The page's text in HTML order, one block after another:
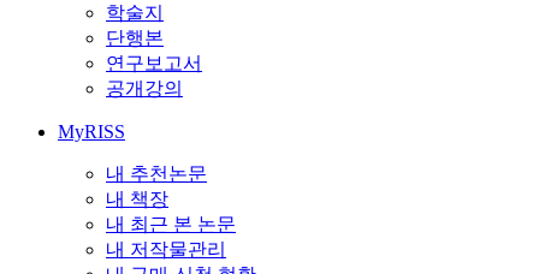
학술지
단행본
연구보고서
공개강의
MyRISS
내 추천논문
내 책장
내 최근 본 논문
내 저작물관리